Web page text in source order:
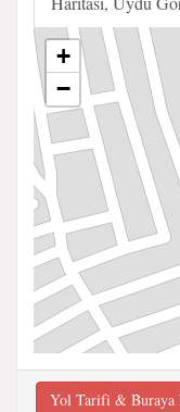
+
−
Yol Tarifi & Buraya